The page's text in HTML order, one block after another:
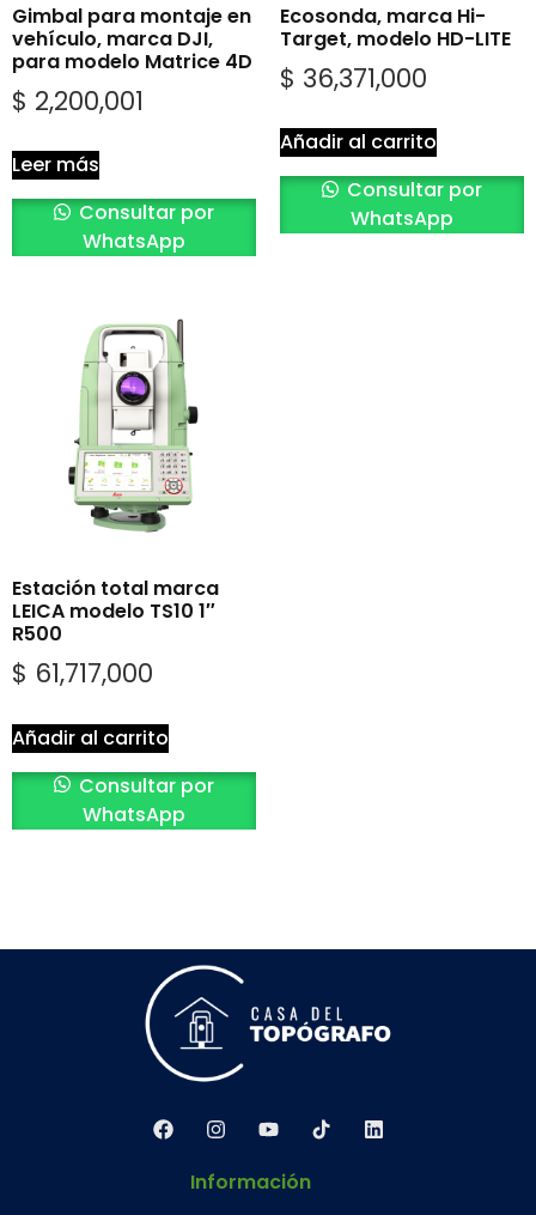
Gimbal para montaje en
vehículo, marca DJI,
para modelo Matrice 4D
$ 2,200,001
Leer más
Consultar por
WhatsApp
Ecosonda, marca Hi-
Target, modelo HD-LITE
$ 36,371,000
Añadir al carrito
Consultar por
WhatsApp
Estación total marca
LEICA modelo TS10 1″
R500
$ 61,717,000
Añadir al carrito
Consultar por
WhatsApp
Información